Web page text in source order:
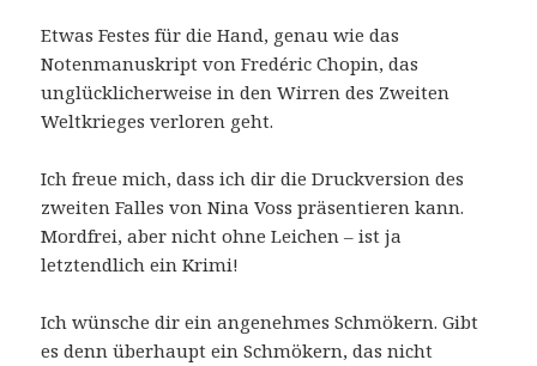
Etwas Festes für die Hand, genau wie das
Notenmanuskript von Fredéric Chopin, das
unglücklicherweise in den Wirren des Zweiten
Weltkrieges verloren geht.
Ich freue mich, dass ich dir die Druckversion des
zweiten Falles von Nina Voss präsentieren kann.
Mordfrei, aber nicht ohne Leichen – ist ja
letztendlich ein Krimi!
Ich wünsche dir ein angenehmes Schmökern. Gibt
es denn überhaupt ein Schmökern, das nicht